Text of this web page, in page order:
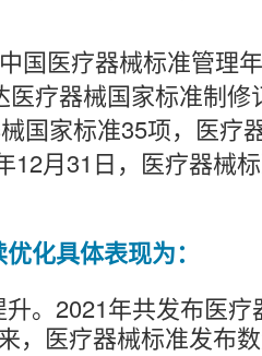
国医疗器械标准管理
医疗器械国家标准制
国家标准35项，医疗
12月31日，医疗器械
化具体表现为：
。2021年共发布医
，医疗器械标准发布